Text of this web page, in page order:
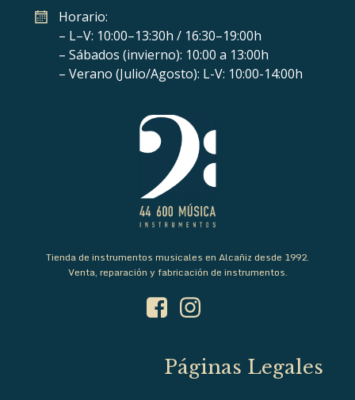
Horario:
– L–V: 10:00–13:30h / 16:30–19:00h
– Sábados (invierno): 10:00 a 13:00h
– Verano (Julio/Agosto): L-V: 10:00-14:00h
Tienda de instrumentos musicales en Alcañiz desde 1992.
Venta, reparación y fabricación de instrumentos.
Páginas Legales